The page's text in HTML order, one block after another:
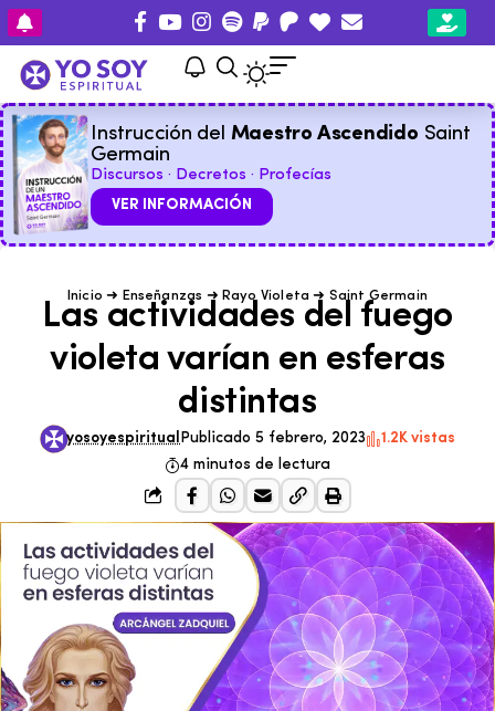
Instrucción del Maestro Ascendido Saint
Germain
Discursos · Decretos · Profecías
VER INFORMACIÓN
Inicio ➜ Enseñanzas ➜ Rayo Violeta ➜ Saint Germain
Las actividades del fuego
violeta varían en esferas
distintas
yosoyespiritual Publicado 5 febrero, 2023
1.2K vistas
4 minutos de lectura